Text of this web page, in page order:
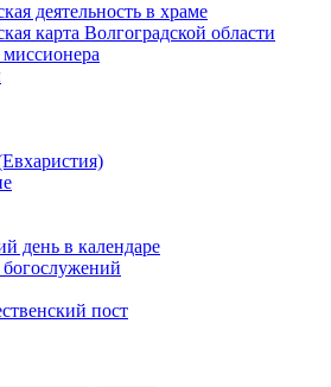
деятельность в храме
карта Волгоградской области
день в календаре
пост